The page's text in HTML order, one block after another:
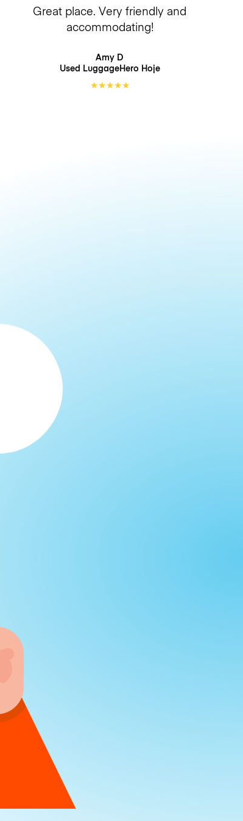
Great place. Very friendly and
accommodating!
Amy D
Used LuggageHero Hoje
★★★★★